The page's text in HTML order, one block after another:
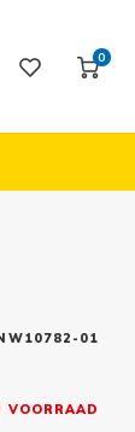
0
01
VOORRAAD